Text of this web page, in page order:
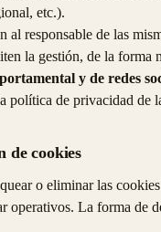
etc.).
al responsable de las
la gestión, de la forma
y de redes
política de privacidad de
de cookies
o eliminar las
operativos. La forma de